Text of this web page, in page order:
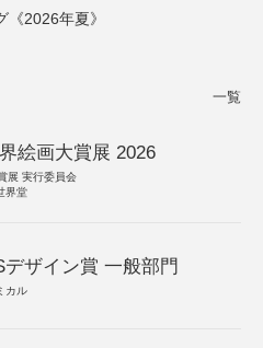
2026年夏》
一覧
絵画大賞展 2026
展 実行委員会
界堂
デザイン賞 一般部門
カル